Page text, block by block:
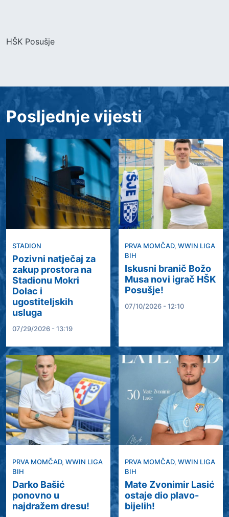
HŠK Posušje
Posljednje vijesti
STADION
Pozivni natječaj za
zakup prostora na
Stadionu Mokri
Dolac i
ugostiteljskih
usluga
07/29/2026 - 13:19
PRVA MOMČAD,WWIN LIGA
BIH
Iskusni branič Božo
Musa novi igrač HŠK
Posušje!
07/10/2026 - 12:10
PRVA MOMČAD, WWIN LIGA
BIH
Darko Bašić
ponovno u
najdražem dresu!
PRVA MOMČAD,WWIN LIGA
BIH
Mate Zvonimir Lasić
ostaje dio plavo-
bijelih!